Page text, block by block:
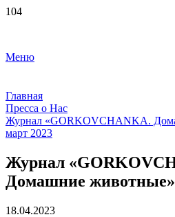
Меню
Главная
Пресса о Нас
Журнал «GORKOVCHANKA.
март 2023
Журнал
Домашние
18.04.2023